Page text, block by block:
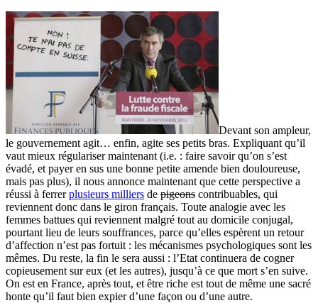
Devant son ampleur,
le gouvernement agit… enfin, agite ses petits bras. Expliquant qu’il
vaut mieux régulariser maintenant (i.e. : faire savoir qu’on s’est
évadé, et payer en sus une bonne petite amende bien douloureuse,
mais pas plus), il nous annonce maintenant que cette perspective a
réussi à ferrerplusieurs milliers de pigeons contribuables, qui
reviennent donc dans le giron français. Toute analogie avec les
femmes battues qui reviennent malgré tout au domicile conjugal,
pourtant lieu de leurs souffrances, parce qu’elles espèrent un retour
d’affection n’est pas fortuit : les mécanismes psychologiques sont les
mêmes. Du reste, la fin le sera aussi : l’Etat continuera de cogner
copieusement sur eux (et les autres), jusqu’à ce que mort s’en suive.
On est en France, après tout, et être riche est tout de même une sacré
honte qu’il faut bien expier d’une façon ou d’une autre.